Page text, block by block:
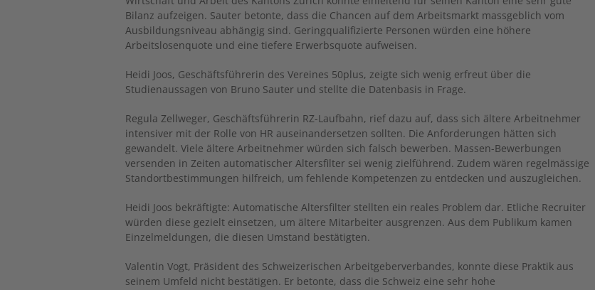
Bilanz aufzeigen. Sauter betonte, dass die Chancen auf dem Arbeitsmarkt massgeblich vom
Ausbildungsniveau abhängig sind. Geringqualifizierte Personen würden eine höhere
Arbeitslosenquote und eine tiefere Erwerbsquote aufweisen.
Heidi Joos, Geschäftsführerin des Vereines 50plus, zeigte sich wenig erfreut über die
Studienaussagen von Bruno Sauter und stellte die Datenbasis in Frage.
Regula Zellweger, Geschäftsführerin RZ-Laufbahn, rief dazu auf, dass sich ältere Arbeitnehmer
intensiver mit der Rolle von HR auseinandersetzen sollten. Die Anforderungen hätten sich
gewandelt. Viele ältere Arbeitnehmer würden sich falsch bewerben. Massen-Bewerbungen
versenden in Zeiten automatischer Altersfilter sei wenig zielführend. Zudem wären regelmässige
Standortbestimmungen hilfreich, um fehlende Kompetenzen zu entdecken und auszugleichen.
Heidi Joos bekräftigte: Automatische Altersfilter stellten ein reales Problem dar. Etliche Recruiter
würden diese gezielt einsetzen, um ältere Mitarbeiter ausgrenzen. Aus dem Publikum kamen
Einzelmeldungen, die diesen Umstand bestätigten.
Valentin Vogt, Präsident des Schweizerischen Arbeitgeberverbandes, konnte diese Praktik aus
seinem Umfeld nicht bestätigen. Er betonte, dass die Schweiz eine sehr hohe